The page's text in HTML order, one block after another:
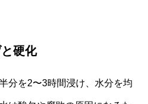
硬化
分を2〜3時間浸け、水分を均